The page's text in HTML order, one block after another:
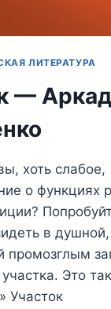
ЛИТЕРАТУРА
—
хоть слабое,
о функциях
в душной,
промозглым
Это так
Участок